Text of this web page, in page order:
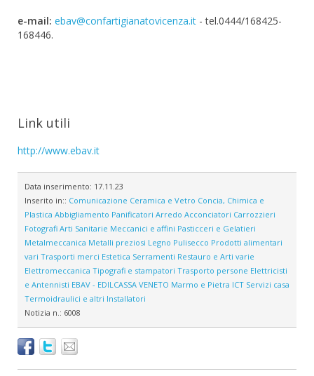
e-mail: ebav@confartigianatovicenza.it - tel.0444/168425-
168446.
Link utili
http://www.ebav.it
Data inserimento: 17.11.23
Inserito in:: Comunicazione Ceramica e Vetro Concia, Chimica e
Plastica Abbigliamento Panificatori Arredo Acconciatori Carrozzieri
Fotografi Arti Sanitarie Meccanici e affini Pasticceri e Gelatieri
Metalmeccanica Metalli preziosi Legno Pulisecco Prodotti alimentari
vari Trasporti merci Estetica Serramenti Restauro e Arti varie
Elettromeccanica Tipografi e stampatori Trasporto persone Elettricisti
e Antennisti EBAV - EDILCASSA VENETO Marmo e Pietra ICT Servizi casa
Termoidraulici e altri Installatori
Notizia n.: 6008